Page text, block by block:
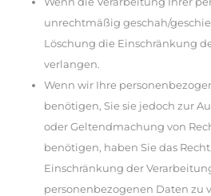
unrechtmäßig geschah/
Löschung die Einschränkung
verlangen.
Wenn wir Ihre
benötigen, Sie sie jedoch zur
oder Geltendmachung von
benötigen, haben Sie das
Einschränkung der
personenbezogenen Daten zu